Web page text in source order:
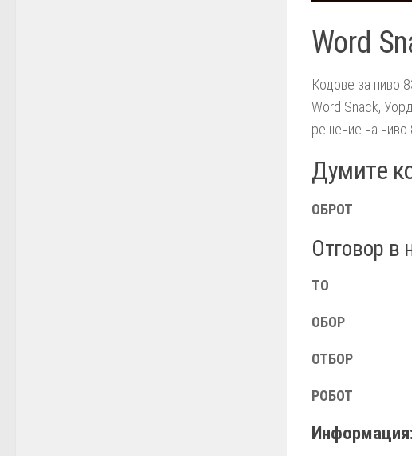
Word
Кодове за ниво
Word Snack,
решение на ниво
Думите
ОБРОТ
Отговор в
ТО
ОБОР
ОТБОР
РОБОТ
Информация: